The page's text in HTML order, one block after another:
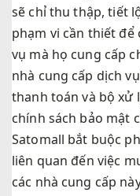
sẽ chỉ thu thập, tiết
phạm vi cần thiết
vụ mà họ cung cấp
nhà cung cấp dịch
thanh toán và bộ xử
chính sách bảo mật
Satomall bắt buộc
liên quan đến việc
các nhà cung cấp